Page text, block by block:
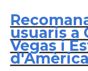
usuaris a
Vegas i